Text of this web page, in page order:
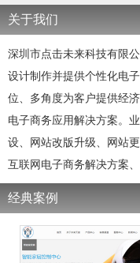
关于我们
深圳市点击未来科技有限
设计制作并提供个性化电
位、多角度为客户提供经
电子商务应用解决方案。
设、网站改版升级、网站
互联网电子商务解决方案
经典案例